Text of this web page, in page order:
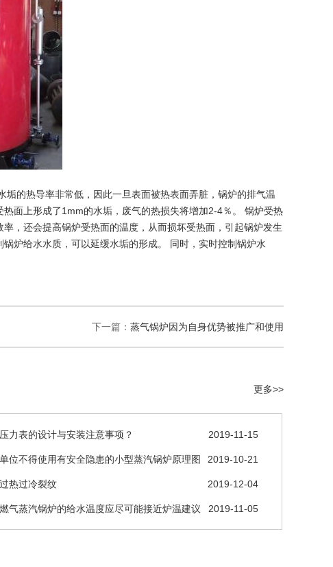
的热导率非常低，因此一旦表面被热表面弄脏，锅炉的排气温
面上形成了1mm的水垢，废气的热损失将增加2-4％。 锅炉受热
，还会提高锅炉受热面的温度，从而损坏受热面，引起锅炉发生
炉给水水质，可以延缓水垢的形成。 同时，实时控制锅炉水
下一篇： 蒸气锅炉因为自身优势被推广和使用
更多>>
2019-11-15
力表的设计与安装注意事项？
2019-10-21
位不得使用有安全隐患的小型蒸汽锅炉原理图
2019-12-04
热过冷裂纹
2019-11-05
气蒸汽锅炉的给水温度应尽可能接近炉温建议